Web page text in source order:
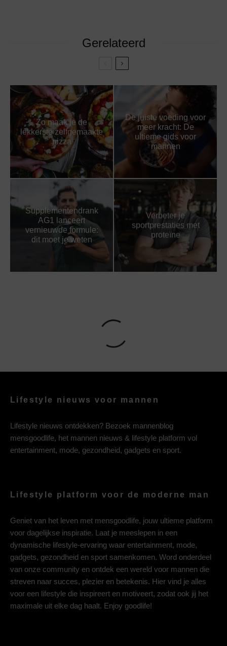
Gerelateerd
Zo maak je de
lekkerste zelfgemaakte
pizza
De juiste voeding voor
meer kracht: De
ultieme gids voor
mannen
Supplementendrank
AG1 lanceert
vernieuwde formule:
dit moet je weten
Verbeter je
sportprestaties met
proteïne
Lifestyle nieuws voor mannen
Lifestyle nieuws ontdekken? Bezoek mannenblog
mensgoodlife, het mannen nieuws & lifestyle platform vol
entertainment, mode, gezondheid, gadgets en sport.
Lifestyle platform voor de moderne man
Geniet van het leven met mensgoodlife, jouw ultieme platform
voor dagelijkse inspiratie. Laat je meeslepen in een
dynamische lifestyle-ervaring waar entertainment, mode,
gadgets, gezondheid en sport samenkomen. Word onderdeel
van onze community en ontdek een wereld voor mannen die
streven naar succes, plezier en betekenis. Hier vind je alles
voor een lifestyle die inspireert en motiveert, zodat ook jij het
maximale uit elke dag haalt. Enjoy goodlife!